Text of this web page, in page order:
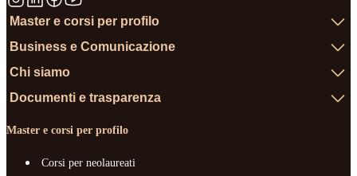
Master e corsi per profilo
Business e Comunicazione
Chi siamo
Documenti e trasparenza
Master e corsi per profilo
Corsi per neolaureati